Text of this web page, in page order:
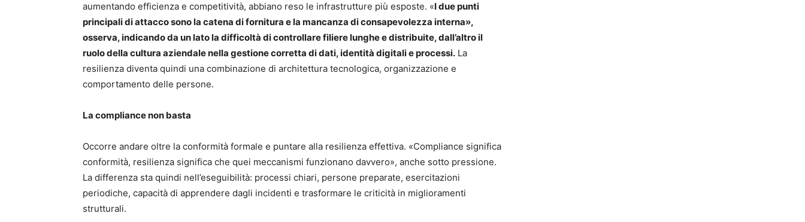
aumentando efficienza e competitività, abbiano reso le infrastrutture più esposte. «I due punti
principali di attacco sono la catena di fornitura e la mancanza di consapevolezza interna»,
osserva, indicando da un lato la difficoltà di controllare filiere lunghe e distribuite, dall’altro il
ruolo della cultura aziendale nella gestione corretta di dati, identità digitali e processi. La
resilienza diventa quindi una combinazione di architettura tecnologica, organizzazione e
comportamento delle persone.
La compliance non basta
Occorre andare oltre la conformità formale e puntare alla resilienza effettiva. «Compliance significa
conformità, resilienza significa che quei meccanismi funzionano davvero», anche sotto pressione.
La differenza sta quindi nell’eseguibilità: processi chiari, persone preparate, esercitazioni
periodiche, capacità di apprendere dagli incidenti e trasformare le criticità in miglioramenti
strutturali.